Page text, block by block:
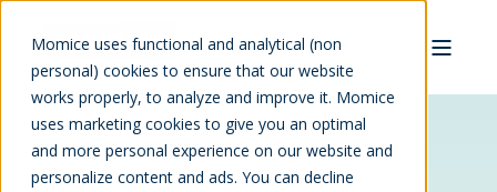
Momice uses functional and analytical (non
personal) cookies to ensure that our website
works properly, to analyze and improve it. Momice
uses marketing cookies to give you an optimal
and more personal experience on our website and
personalize content and ads. You can decline